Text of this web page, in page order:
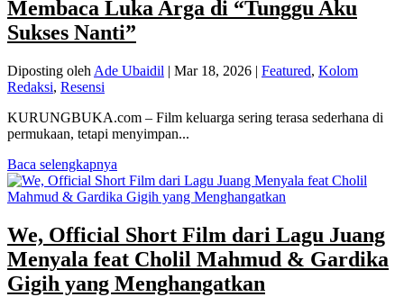
Membaca Luka Arga di “Tunggu Aku
Sukses Nanti”
Diposting oleh Ade Ubaidil | Mar 18, 2026 | Featured, Kolom
Redaksi, Resensi
KURUNGBUKA.com – Film keluarga sering terasa sederhana di
permukaan, tetapi menyimpan...
Baca selengkapnya
We, Official Short Film dari Lagu Juang
Menyala feat Cholil Mahmud & Gardika
Gigih yang Menghangatkan